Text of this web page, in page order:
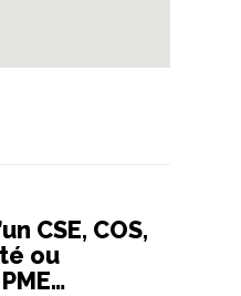
CSE, COS,
ou